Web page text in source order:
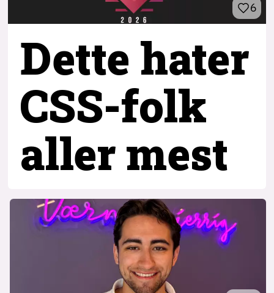
6
Dette hater
CSS-folk
aller mest